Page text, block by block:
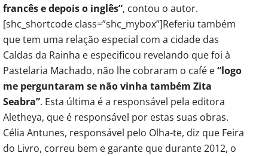
francês e depois o inglês”, contou o autor.
[shc_shortcode class=”shc_mybox”]Referiu também
que tem uma relação especial com a cidade das
Caldas da Rainha e especificou revelando que foi à
Pastelaria Machado, não lhe cobraram o café e“logo
me perguntaram se não vinha também Zita
Seabra”. Esta última é a responsável pela editora
Aletheya, que é responsável por estas suas obras.
Célia Antunes, responsável pelo Olha-te, diz que Feira
do Livro, correu bem e garante que durante 2012, o